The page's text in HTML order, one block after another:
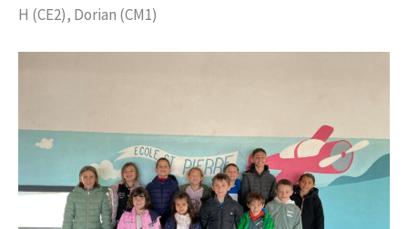
H (CE2), Dorian (CM1)